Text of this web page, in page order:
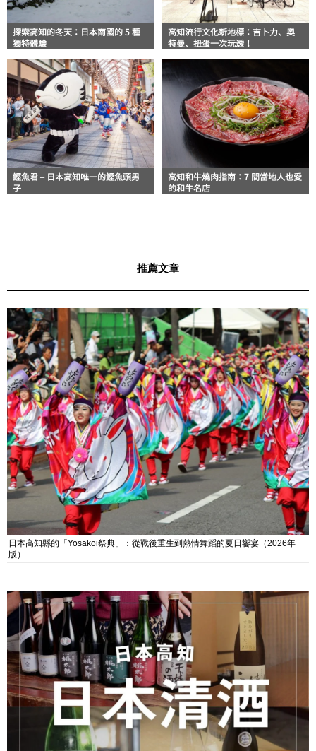
探索高知的冬天：日本南國的 5 種
獨特體驗
高知流行文化新地標：吉卜力、奧
特曼、扭蛋一次玩透！
鰹魚君 – 日本高知唯一的鰹魚頭男
子
高知和牛燒肉指南：7 間當地人也愛
的和牛名店
推薦文章
日本高知縣的「Yosakoi祭典」：從戰後重生到熱情舞蹈的夏日饗宴（2026年
版）